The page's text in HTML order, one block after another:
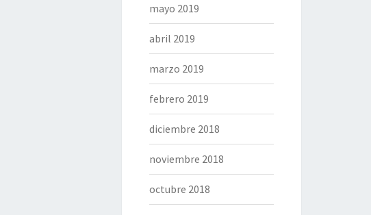
mayo 2019
abril 2019
marzo 2019
febrero 2019
diciembre 2018
noviembre 2018
octubre 2018